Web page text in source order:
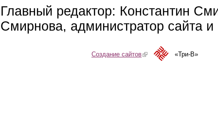
Главный редактор: Константин
Смирнова, администратор сайта
Создание сайтов(link is external)«Три-В»